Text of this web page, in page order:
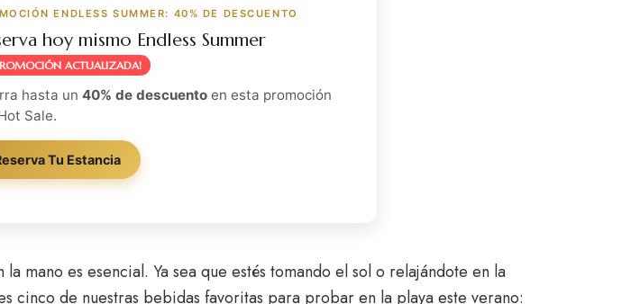
ENDLESS SUMMER: 40% DE DESCUENTO
hoy mismo Endless Summer
ACTUALIZADA!
hasta un 40% de descuentoen esta promoción
Sale.
Tu Estancia
mano es esencial. Ya sea que estés tomando el sol o relajándote en la
de nuestras bebidas favoritas para probar en la playa este verano: